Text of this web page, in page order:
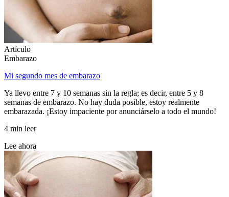
Artículo
Embarazo
Mi segundo mes de embarazo
Ya llevo entre 7 y 10 semanas sin la regla; es decir, entre 5 y 8
semanas de embarazo. No hay duda posible, estoy realmente
embarazada. ¡Estoy impaciente por anunciárselo a todo el mundo!
4 min leer
Lee ahora